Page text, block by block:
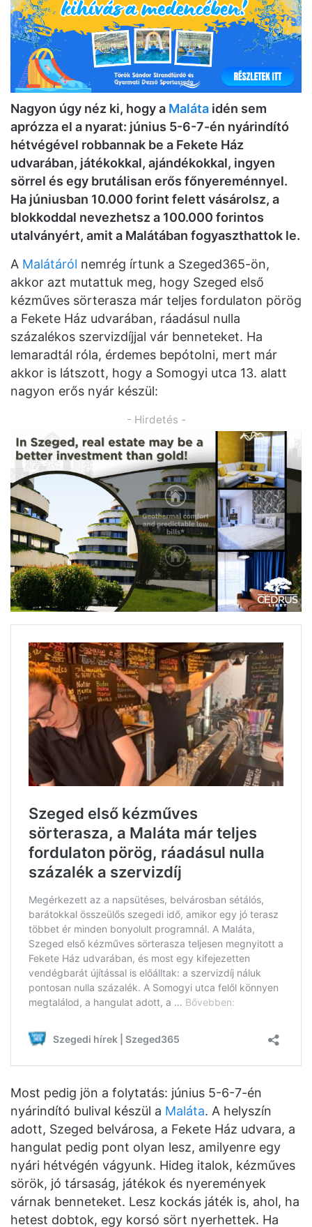
Nagyon úgy néz ki, hogy a Maláta idén sem
aprózza el a nyarat: június 5-6-7-én nyárindító
hétvégével robbannak be a Fekete Ház
udvarában, játékokkal, ajándékokkal, ingyen
sörrel és egy brutálisan erős főnyereménnyel.
Ha júniusban 10.000 forint felett vásárolsz, a
blokkoddal nevezhetsz a 100.000 forintos
utalványért, amit a Malátában fogyaszthattok le.
A Malátáról nemrég írtunk a Szeged365-ön,
akkor azt mutattuk meg, hogy Szeged első
kézműves sörterasza már teljes fordulaton pörög
a Fekete Ház udvarában, ráadásul nulla
százalékos szervizdíjjal vár benneteket. Ha
lemaradtál róla, érdemes bepótolni, mert már
akkor is látszott, hogy a Somogyi utca 13. alatt
nagyon erős nyár készül:
- Hirdetés -
Most pedig jön a folytatás: június 5-6-7-én
nyárindító bulival készül a Maláta. A helyszín
adott, Szeged belvárosa, a Fekete Ház udvara, a
hangulat pedig pont olyan lesz, amilyenre egy
nyári hétvégén vágyunk. Hideg italok, kézműves
sörök, jó társaság, játékok és nyeremények
várnak benneteket. Lesz kockás játék is, ahol, ha
hetest dobtok, egy korsó sört nyerhettek. Ha